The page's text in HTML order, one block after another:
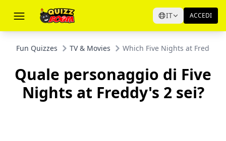
IT ACCEDI
Fun Quizzes TV & Movies Which Five Nights at Freddy's
Quale personaggio di Five
Nights at Freddy's 2 sei?